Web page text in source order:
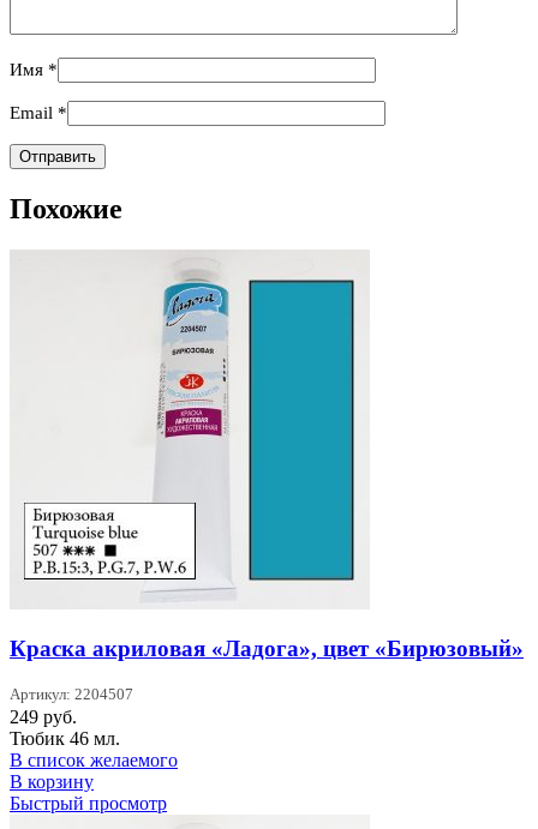
Имя *
Email *
Похожие
Краска акриловая «Ладога», цвет «Бирюзовый»
Артикул: 2204507
249 руб.
Тюбик 46 мл.
В список желаемого
В корзину
Быстрый просмотр